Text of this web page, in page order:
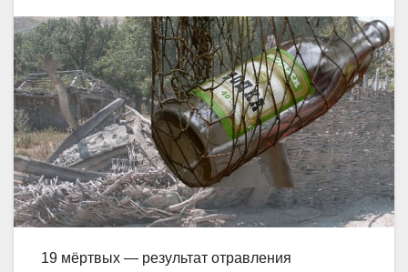
19 мёртвых — результат отравления